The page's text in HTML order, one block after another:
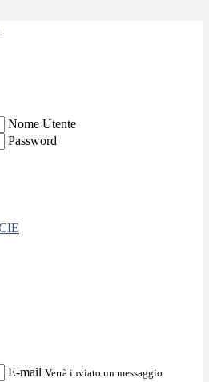
Nome Utente
Password
E-mail Verrà inviato un messaggio